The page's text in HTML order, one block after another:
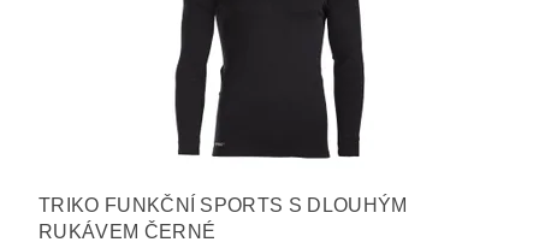
TRIKO FUNKČNÍ SPORTS S DLOUHÝM
RUKÁVEM ČERNÉ